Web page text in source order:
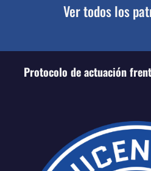
Ver todos los
Protocolo de actuación